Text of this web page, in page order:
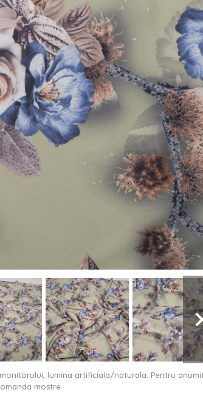
lumina artificiala/naturala. Pentru
mostre